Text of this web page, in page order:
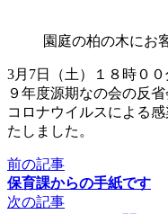
園庭の柏の木にお
3月7日（土）１８時０
９年度源期なの会の反
コロナウイルスによる
たしました。
前の記事
保育課からの手紙です
次の記事